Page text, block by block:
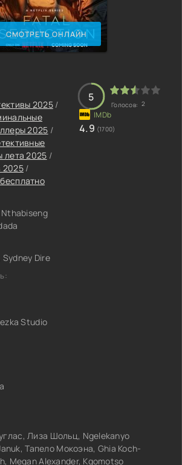
СМОТРЕТЬ ОНЛАЙН
2025/
2025 /
лета 2025 /
2025/
Dire
Studio
5
Голосов: 2
4.9 (1700)
Лиза Шольц, Ngelekanyo
Тапело Мокоэна, Ghia Koch-
Megan Alexander, Kgomotso